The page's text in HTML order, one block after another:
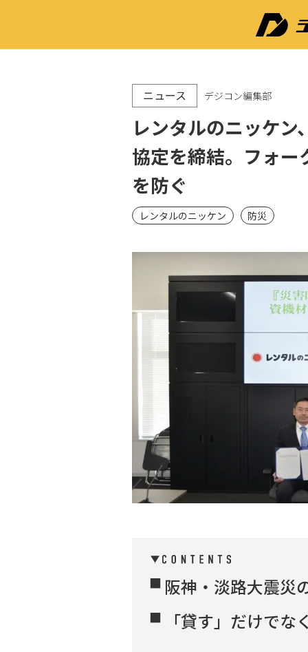
ニュース デジコン編集部
レンタルのニッケ
協定を締結。フォ
を防ぐ
レンタルのニッケン 防災
阪神・淡路大震災
「貸す」だけで